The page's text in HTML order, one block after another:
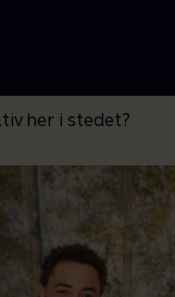
her i stedet?